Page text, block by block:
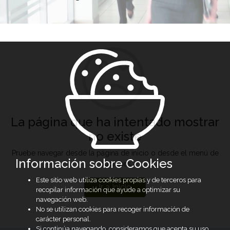
La página que ha intentado mostrar
no existe
Pruebe navegar desde la página de inicio o desde el menú de
opciones
Ir a Inicio
Información sobre Cookies
Este sitio web utiliza cookies propias y de terceros para
recopilar información que ayude a optimizar su
navegación web.
No se utilizan cookies para recoger información de
carácter personal.